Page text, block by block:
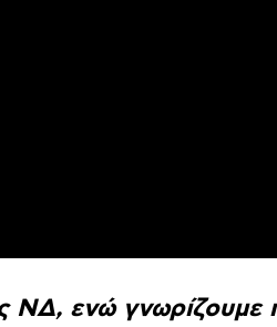
ΝΔ, ενώ γνωρίζουμε